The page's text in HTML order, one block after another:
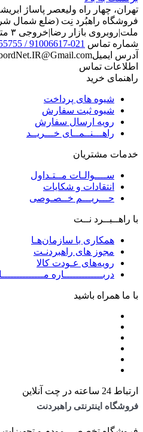
فروشگاه راهبُرد نِت (ضلع شمال
ملت|روبروی بازار رضا|خروجی ۳ مترو تاترشهر و BRT)‎‎
شماره تماس 021-91006617 / 09190055755
آدرس ایمیل
اطلاعات تماس
راهنمای خرید
شیوه های پرداخت
شیوه ثبت سفارش
رویه ارسال سفارش
راهـــنــمــای خـــریــد
خدمات مشتریان
ســــوالـات مــتـداول
انتقادات و شکایات
حـــریـــم خــصـوصی
با راهــبــرد نــت
همکاری با سازمان‌هـا
مجوز های راهبردنـت
رویه‌های عـودت کالا
دربـــــــــــــاره مــــــــــــــا
با ما همراه باشید
ارتباط 24 ساعته در چت آنلاین
فروشگاه اینترنتی راهبردنت